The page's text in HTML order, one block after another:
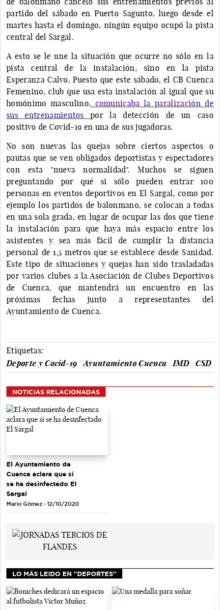
partido del sábado en Puerto Sagunto, luego desde el
martes hasta el domingo, ningún equipo ocupó la pista
central del Sargal.
A esto se le une la situación que ocurre no sólo en la
pista central de la instalación, sino en la pista
Esperanza Calvo. Puesto que este sábado, el CB Cuenca
Femenino, club que usa esta instalación al igual que su
homónimo masculino, comunicaba la paralización de
sus entrenamientospor la detección de un caso
positivo de Covid-19 en una de sus jugadoras.
No son nuevas las quejas sobre ciertos aspectos o
pautas que se ven obligados deportistas y espectadores
con esta "nueva normalidad". Muchos se siguen
preguntando por qué si sólo pueden entrar 100
personas en eventos deportivos en El Sargal, como por
ejemplo los partidos de balonmano, se colocan a todas
en una sola grada, en lugar de ocupar las dos que tiene
la instalación para que haya más espacio entre los
asistentes y sea más fácil de cumplir la distancia
personal de 1,5 metros que se establece desde Sanidad.
Este tipo de situaciones y quejas han sido trasladadas
por varios clubes a la Asociación de Clubes Deportivos
de Cuenca, que mantendrá un encuentro en las
próximas fechas junto a representantes del
Ayuntamiento de Cuenca.
Etiquetas:
Deporte y Covid-19
Ayuntamiento Cuenca IMD CSD
NOTICIAS RELACIONADAS
El Ayuntamiento de
Cuenca aclara que sí
se ha desinfectado El
Sargal
Mario Gómez - 12/10/2020
LO MÁS LEIDO EN "DEPORTES"